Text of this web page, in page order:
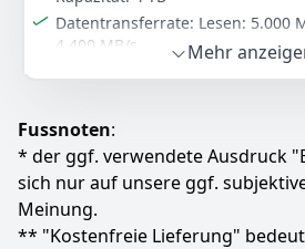
Datentransferrate: Lesen: 5.000
4.400 MB/s
Farbe
Schwarz Corsair
UVP:685,99 € -8%
Mehr
Fussnoten:
* der ggf. verwendete Ausdruck
sich nur auf unsere ggf.
Meinung.
** "Kostenfreie Lieferung"